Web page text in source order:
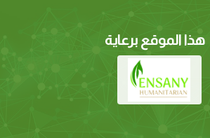
هذا الموقع برعاية